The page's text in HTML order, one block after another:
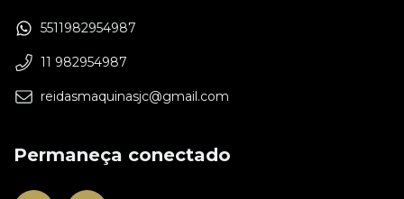
5511982954987
11 982954987
reidasmaquinasjc@gmail.com
Permaneça conectado